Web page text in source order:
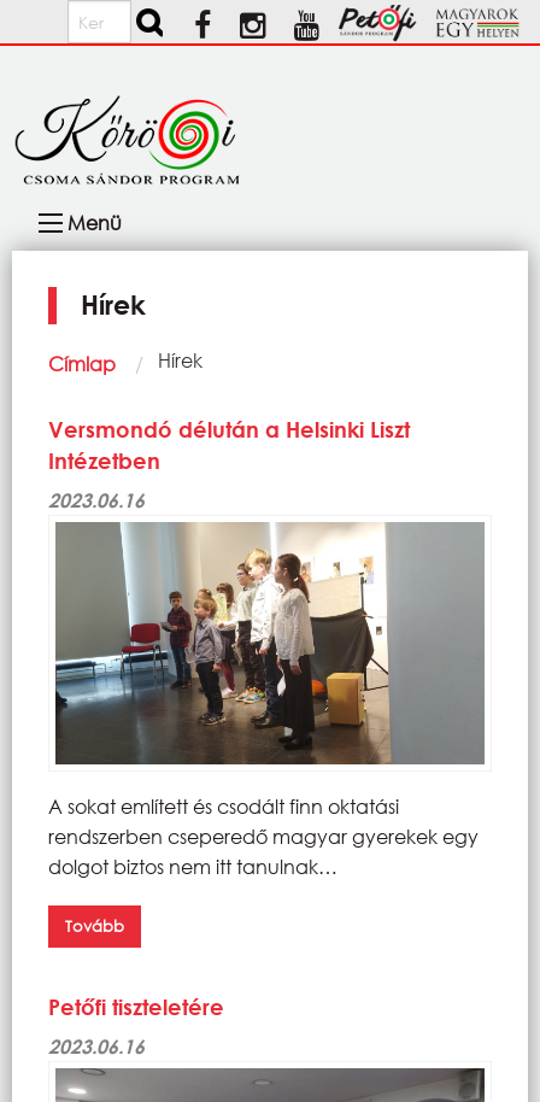
Ugrás a tartalomra
Keresés
navigáció
Menü
Hírek
Morzsa
Címlap Current:
Hírek
Versmondó délután a Helsinki Liszt
Intézetben
2023.06.16
A sokat említett és csodált finn oktatási
rendszerben cseperedő magyar gyerekek egy
dolgot biztos nem itt tanulnak…
Tovább
Petőfi tiszteletére
2023.06.16